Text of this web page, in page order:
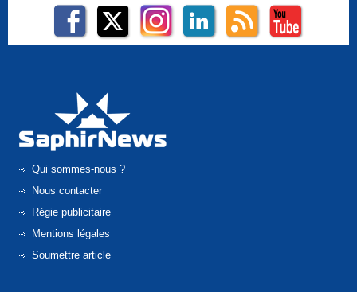
Qui sommes-nous ?
Nous contacter
Régie publicitaire
Mentions légales
Soumettre article